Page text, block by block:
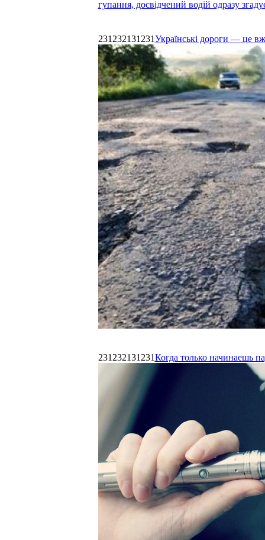
гупання, досвідчений водій одразу
231232131231Українські дороги — це
231232131231Когда только начинаешь